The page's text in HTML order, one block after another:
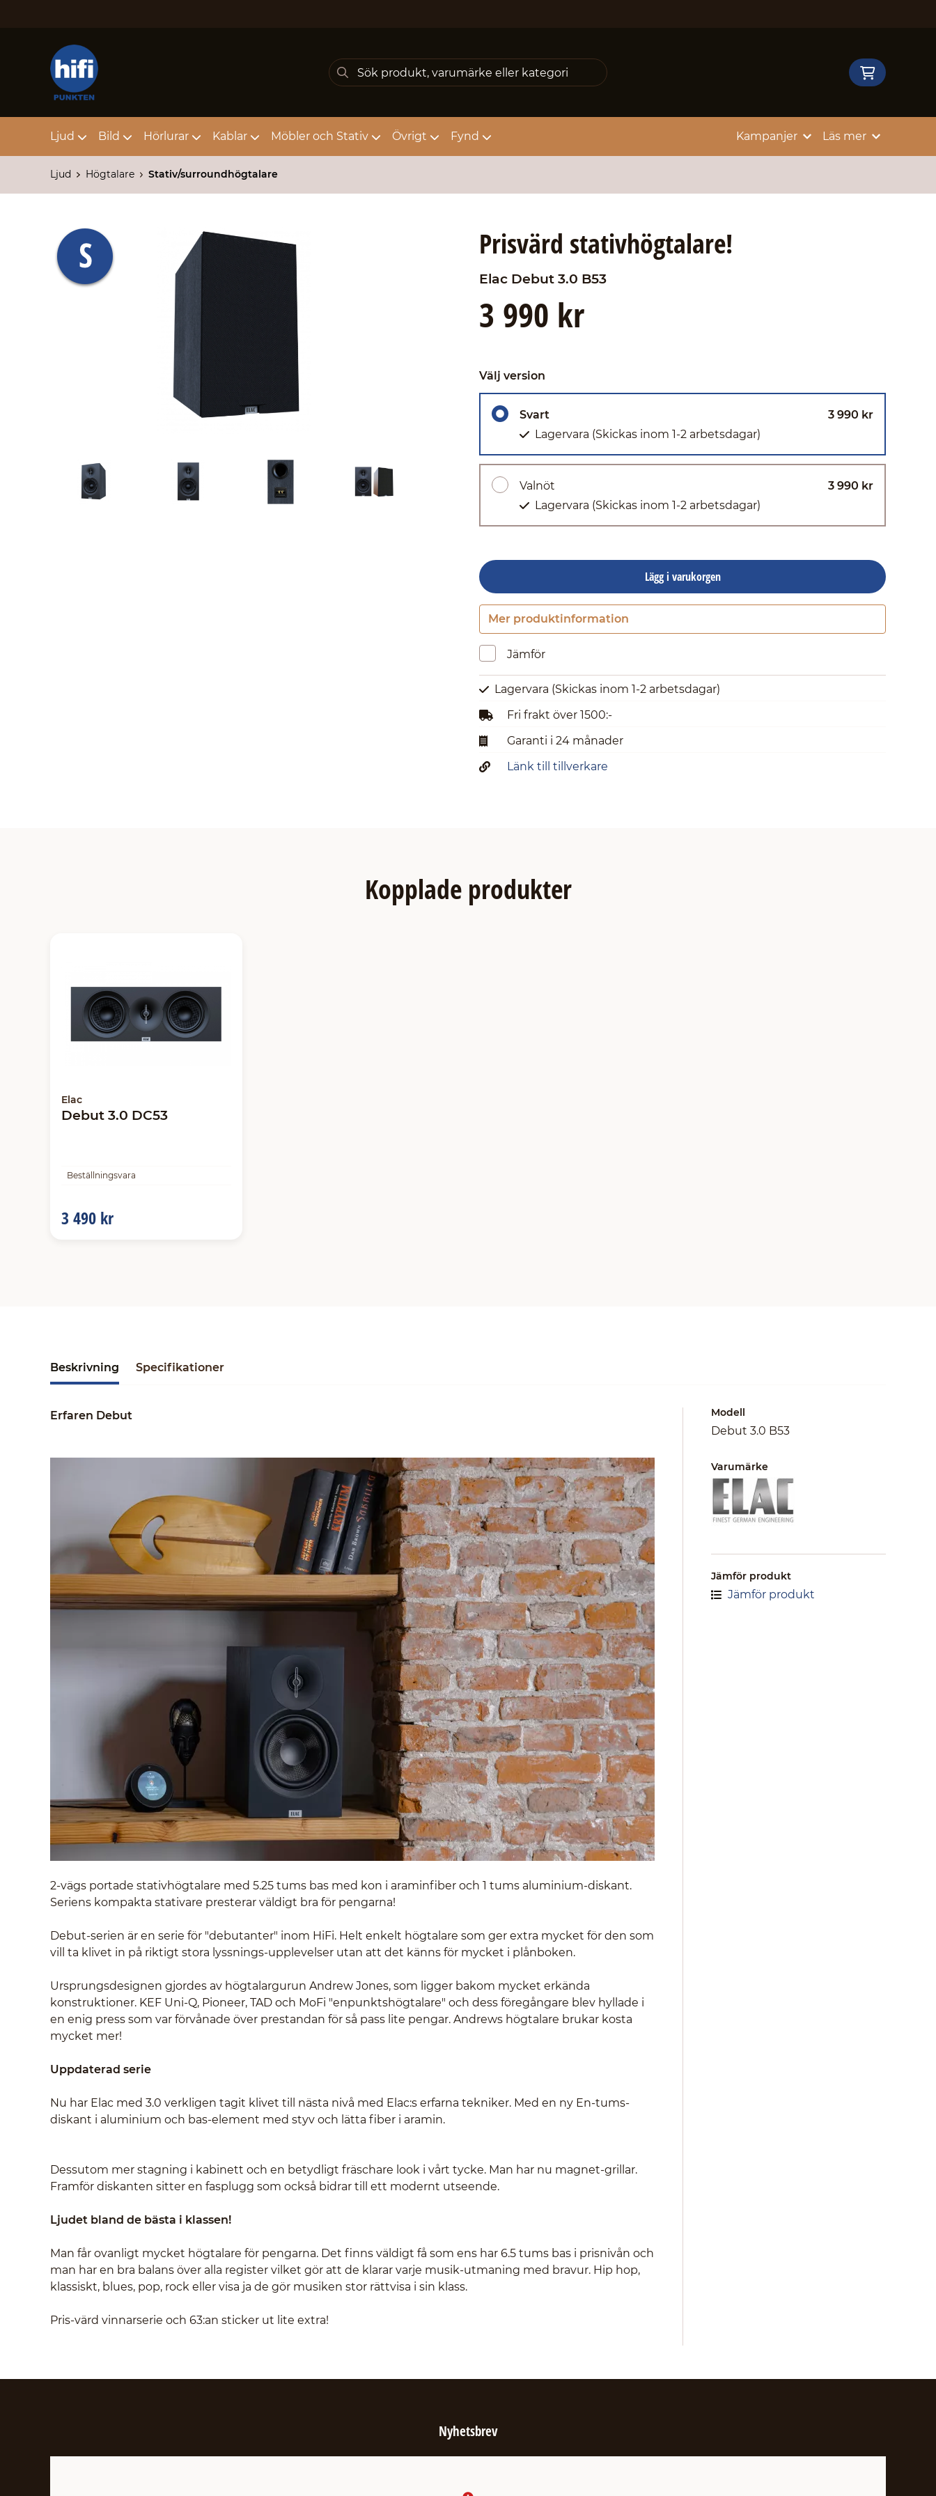
Ljud Bild Hörlurar Kablar Möbler och Stativ Övrigt Fynd Kampanjer Läs mer
Ljud Högtalare Stativ/surroundhögtalare
Prisvärd stativhögtalare!
Elac Debut 3.0 B53
3 990 kr
Välj version
Svart
3 990 kr
Lagervara (Skickas inom 1-2 arbetsdagar)
Valnöt
3 990 kr
Lagervara (Skickas inom 1-2 arbetsdagar)
Lägg i varukorgen
Mer produktinformation
Jämför
Lagervara (Skickas inom 1-2 arbetsdagar)
Fri frakt över 1500:-
Garanti i 24 månader
Länk till tillverkare
Kopplade produkter
Elac
Debut 3.0 DC53
Beställningsvara
3 490 kr
Beskrivning Specifikationer
Erfaren Debut
2-vägs portade stativhögtalare med 5.25 tums bas med kon i araminfiber och 1 tums aluminium-diskant.
Seriens kompakta stativare presterar väldigt bra för pengarna!
Debut-serien är en serie för "debutanter" inom HiFi. Helt enkelt högtalare som ger extra mycket för den som
vill ta klivet in på riktigt stora lyssnings-upplevelser utan att det känns för mycket i plånboken.
Ursprungsdesignen gjordes av högtalargurun Andrew Jones, som ligger bakom mycket erkända
konstruktioner. KEF Uni-Q, Pioneer, TAD och MoFi "enpunktshögtalare" och dess föregångare blev hyllade i
en enig press som var förvånade över prestandan för så pass lite pengar. Andrews högtalare brukar kosta
mycket mer!
Uppdaterad serie
Nu har Elac med 3.0 verkligen tagit klivet till nästa nivå med Elac:s erfarna tekniker. Med en ny En-tums-
diskant i aluminium och bas-element med styv och lätta fiber i aramin.
Dessutom mer stagning i kabinett och en betydligt fräschare look i vårt tycke. Man har nu magnet-grillar.
Framför diskanten sitter en fasplugg som också bidrar till ett modernt utseende.
Ljudet bland de bästa i klassen!
Man får ovanligt mycket högtalare för pengarna. Det finns väldigt få som ens har 6.5 tums bas i prisnivån och
man har en bra balans över alla register vilket gör att de klarar varje musik-utmaning med bravur. Hip hop,
klassiskt, blues, pop, rock eller visa ja de gör musiken stor rättvisa i sin klass.
Pris-värd vinnarserie och 63:an sticker ut lite extra!
Modell
Debut 3.0 B53
Varumärke
Jämför produkt
Jämför produkt
Nyhetsbrev